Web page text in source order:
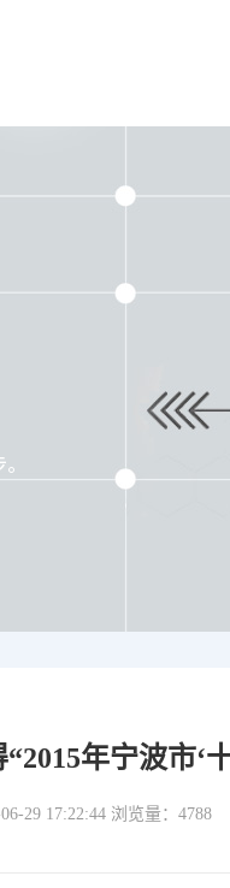
年宁波市‘
29 17:22:44 浏览量：4788